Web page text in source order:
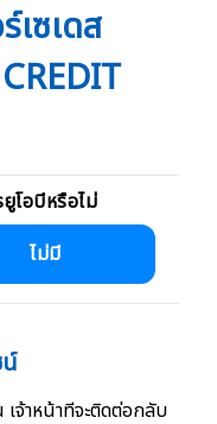
เซเดส
โอบีหรือไม่
ไม่มี
จ้าหน้าที่จะติดต่อกลับ